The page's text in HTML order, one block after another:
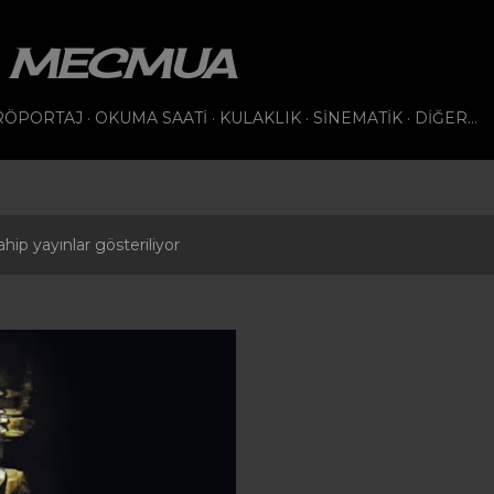
MECMUA
OKUMA SAATI KULAKLIK SINEMATIK DIĞER…
yayınlar gösteriliyor